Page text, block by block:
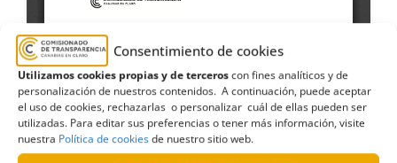
Consentimiento de cookies
Utilizamos cookies propias y de terceroscon fines analíticos y de
personalización de nuestros contenidos. A continuación, puede aceptar
el uso de cookies, rechazarlas o personalizar cuál de ellas pueden ser
utilizadas. Para editar sus preferencias o tener más información, visite
nuestra Política de cookiesde nuestro sitio web.